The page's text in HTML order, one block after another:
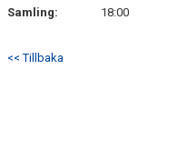
SPONSORER
Samling:
18:00
<< Tillbaka